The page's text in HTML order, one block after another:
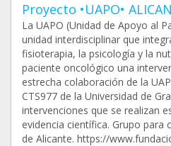
Proyecto •UAPO•
La UAPO (Unidad de Apoyo al
unidad interdisciplinar que
fisioterapia, la psicología y la
paciente oncológico una
estrecha colaboración de la
CTS977 de la Universidad de
intervenciones que se realizan
evidencia científica. Grupo
de Alicante. https://